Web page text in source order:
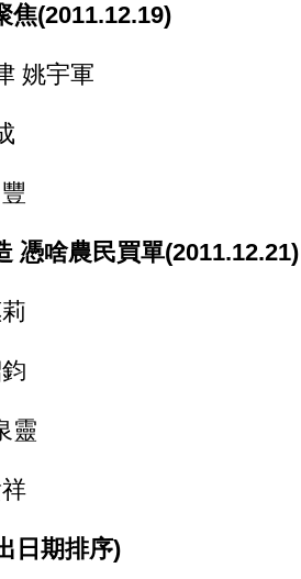
焦(2011.12.19)
宇軍
憑啥農民買單(2011.12.21)
靈
日期排序)